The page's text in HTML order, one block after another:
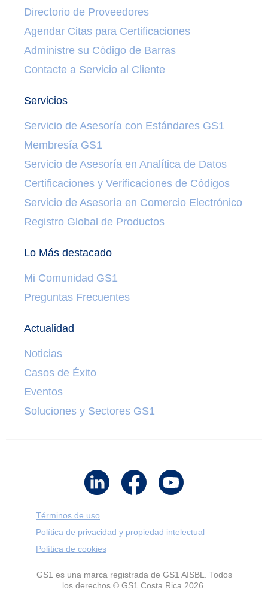
Directorio de Proveedores
Agendar Citas para Certificaciones
Administre su Código de Barras
Contacte a Servicio al Cliente
Servicios
Servicio de Asesoría con Estándares GS1
Membresía GS1
Servicio de Asesoría en Analítica de Datos
Certificaciones y Verificaciones de Códigos
Servicio de Asesoría en Comercio Electrónico
Registro Global de Productos
Lo Más destacado
Mi Comunidad GS1
Preguntas Frecuentes
Actualidad
Noticias
Casos de Éxito
Eventos
Soluciones y Sectores GS1
Términos de uso
Política de privacidad y propiedad intelectual
Política de cookies
GS1 es una marca registrada de GS1 AISBL. Todos
los derechos © GS1 Costa Rica 2026.